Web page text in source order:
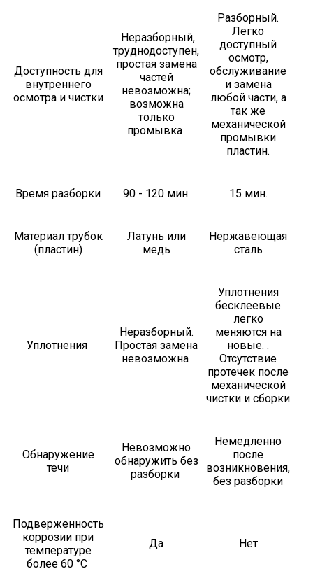
Доступность для
внутреннего
осмотра и чистки
Неразборный,
труднодоступен,
простая замена
частей
невозможна;
возможна
только
промывка
Разборный.
Легко
доступный
осмотр,
обслуживание
и замена
любой части, а
так же
механической
промывки
пластин.
Время разборки 90 - 120 мин. 15 мин.
Материал трубок
(пластин)
Латунь или
медь
Нержавеющая
сталь
Уплотнения
Неразборный.
Простая замена
невозможна
Уплотнения
бесклеевые
легко
меняются на
новые. .
Отсутствие
протечек после
механической
чистки и сборки
Обнаружение
течи
Невозможно
обнаружить без
разборки
Немедленно
после
возникновения,
без разборки
Подверженность
коррозии при
температуре
более 60 °С
Да Нет